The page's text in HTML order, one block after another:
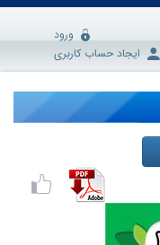
ورود
ایجاد حساب کاربری